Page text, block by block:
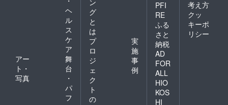
ヘ
ル
ス
ケ
ア
アー
ト・
写真
舞
台
・
パ
フ
ン
グ
と
は
プ
ロ
ジ
ェ
ク
ト
の
実
施
事
例
PFI
RE
ふる
さと
納税
AD
FOR
ALL
HIO
KOS
HI
考え方
クッ
キーポ
リシー